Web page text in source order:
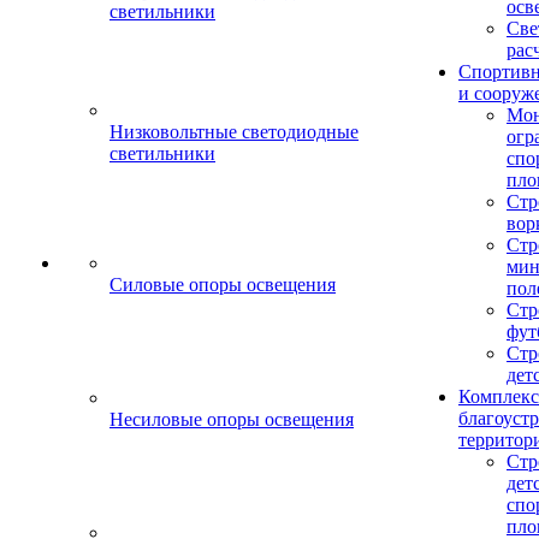
светильники
Низковольтные светодиодные
светильники
Силовые опоры освещения
Несиловые опоры освещения
и